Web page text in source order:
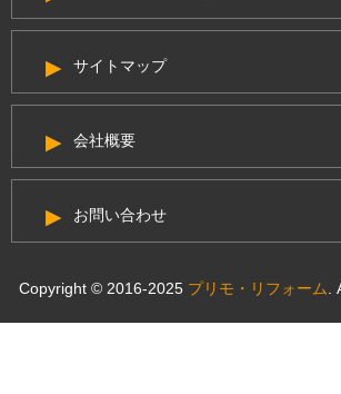
サイトマップ
会社概要
お問い合わせ
Copyright © 2016-2025 プリモ・リフォーム